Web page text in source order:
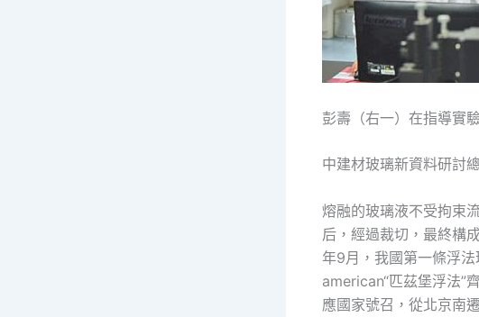
彭壽（右一）在指導實
中建材玻璃新資料研討
熔融的玻璃液不受拘束
后，經過裁切，最終構
年9月，我國第一條浮法
american“匹茲堡浮法”
應國家號召，從北京南